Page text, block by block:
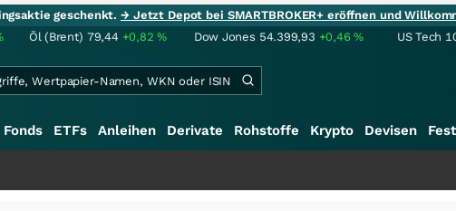
geschenkt.→ Jetzt Depot bei SMARTBROKER+ eröffnen und
Öl (Brent) 79,44 +0,82% Dow Jones 54.399,93 +0,46% US Tech
Fonds ETFs Anleihen Derivate Rohstoffe Krypto Devisen